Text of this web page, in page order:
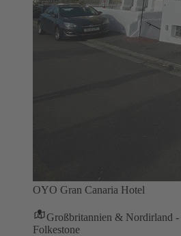
OYO Gran Canaria Hotel
Großbritannien & Nordirland
Folkestone